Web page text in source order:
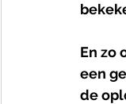
En zo
een
de